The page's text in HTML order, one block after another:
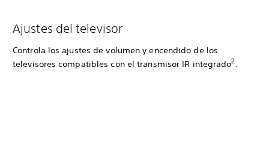
Ajustes del televisor
Controla los ajustes de volumen y encendido de los
televisores compatibles con el transmisor IR integrado2